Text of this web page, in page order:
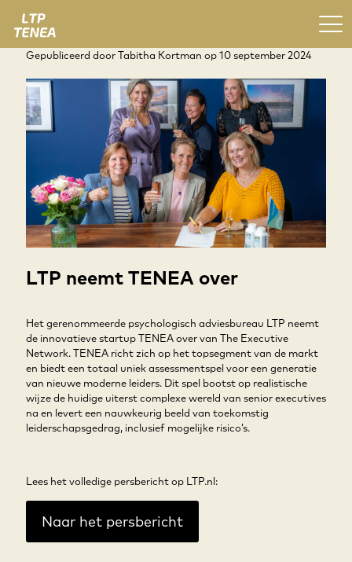
Gepubliceerd doorTabitha Kortman op10 september 2024
LTP neemt TENEA over
Het gerenommeerde psychologisch adviesbureau LTP neemt
de innovatieve startup TENEA over van The Executive
Network. TENEA richt zich op het topsegment van de markt
en biedt een totaal uniek assessmentspel voor een generatie
van nieuwe moderne leiders. Dit spel bootst op realistische
wijze de huidige uiterst complexe wereld van senior executives
na en levert een nauwkeurig beeld van toekomstig
leiderschapsgedrag, inclusief mogelijke risico’s.
Lees het volledige persbericht op LTP.nl:
Naar het persbericht